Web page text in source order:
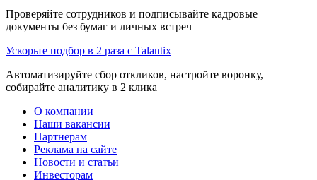
Проверяйте сотрудников и подписывайте кадровые
документы без бумаг и личных встреч
Ускорьте подбор в 2 раза с Talantix
Автоматизируйте сбор откликов, настройте воронку,
собирайте аналитику в 2 клика
О компании
Наши вакансии
Партнерам
Реклама на сайте
Новости и статьи
Инвесторам